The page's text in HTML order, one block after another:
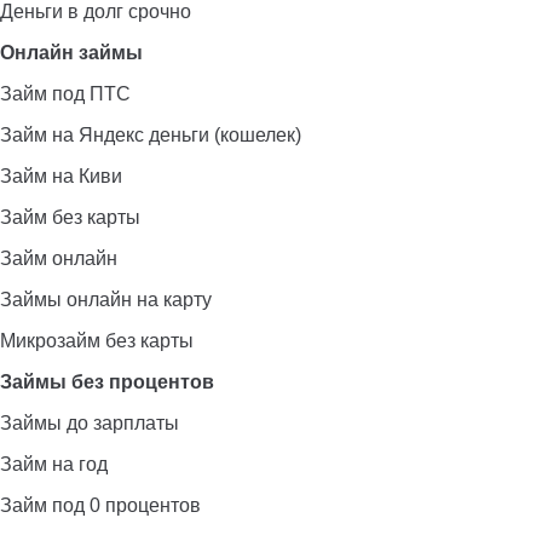
Деньги в долг срочно
Онлайн займы
Займ под ПТС
Займ на Яндекс деньги (кошелек)
Займ на Киви
Займ без карты
Займ онлайн
Займы онлайн на карту
Микрозайм без карты
Займы без процентов
Займы до зарплаты
Займ на год
Займ под 0 процентов